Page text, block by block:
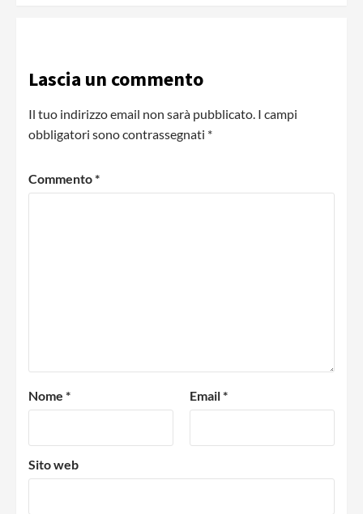
Lascia un commento
Il tuo indirizzo email non sarà pubblicato. I campi
obbligatori sono contrassegnati *
Commento*
Nome * Email*
Sito web